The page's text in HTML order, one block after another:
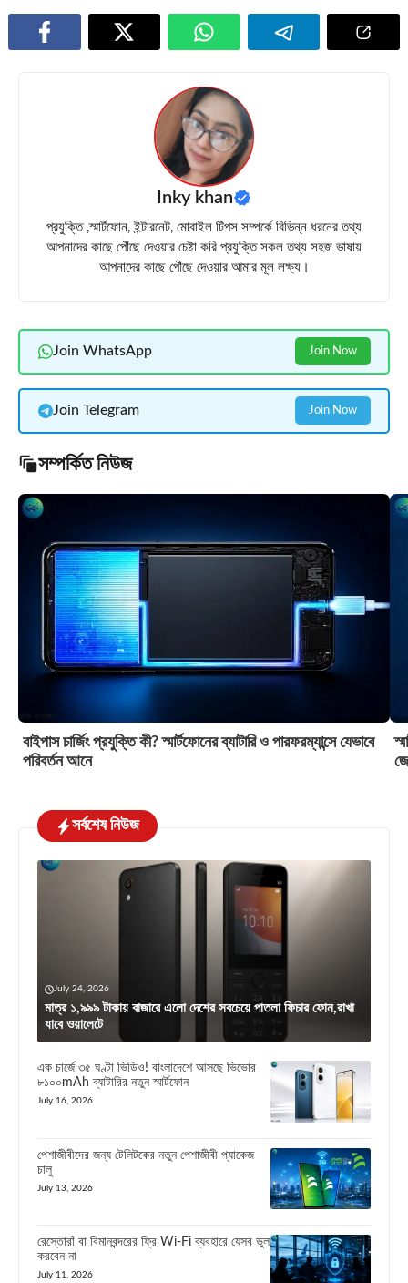
Inky khan
প্রযুক্তি ,স্মার্টফোন, ইন্টারনেট, মোবাইল টিপস সম্পর্কে বিভিন্ন ধরনের তথ্য
আপনাদের কাছে পৌঁছে দেওয়ার চেষ্টা করি প্রযুক্তি সকল তথ্য সহজ ভাষায়
আপনাদের কাছে পৌঁছে দেওয়ার আমার মূল লক্ষ্য।
Join WhatsApp Join Now
Join Telegram Join Now
সম্পর্কিত নিউজ
বাইপাস চার্জিং প্রযুক্তি কী? স্মার্টফোনের ব্যাটারি ও পারফরম্যান্সে যেভাবে
পরিবর্তন আনে
সর্বশেষ নিউজ
July 24, 2026
মাত্র ১,৯৯৯ টাকায় বাজারে এলো দেশের সবচেয়ে পাতলা ফিচার ফোন,রাখা
যাবে ওয়ালেটে
এক চার্জে ৩৫ ঘণ্টা ভিডিও! বাংলাদেশে আসছে ভিভোর
৮১০০mAh ব্যাটারির নতুন স্মার্টফোন
July 16, 2026
পেশাজীবীদের জন্য টেলিটকের নতুন পেশাজীবী প্যাকেজ
চালু
July 13, 2026
রেস্তোরাঁ বা বিমানবন্দরের ফ্রি Wi-Fi ব্যবহারে যেসব ভুল
করবেন না
July 11, 2026